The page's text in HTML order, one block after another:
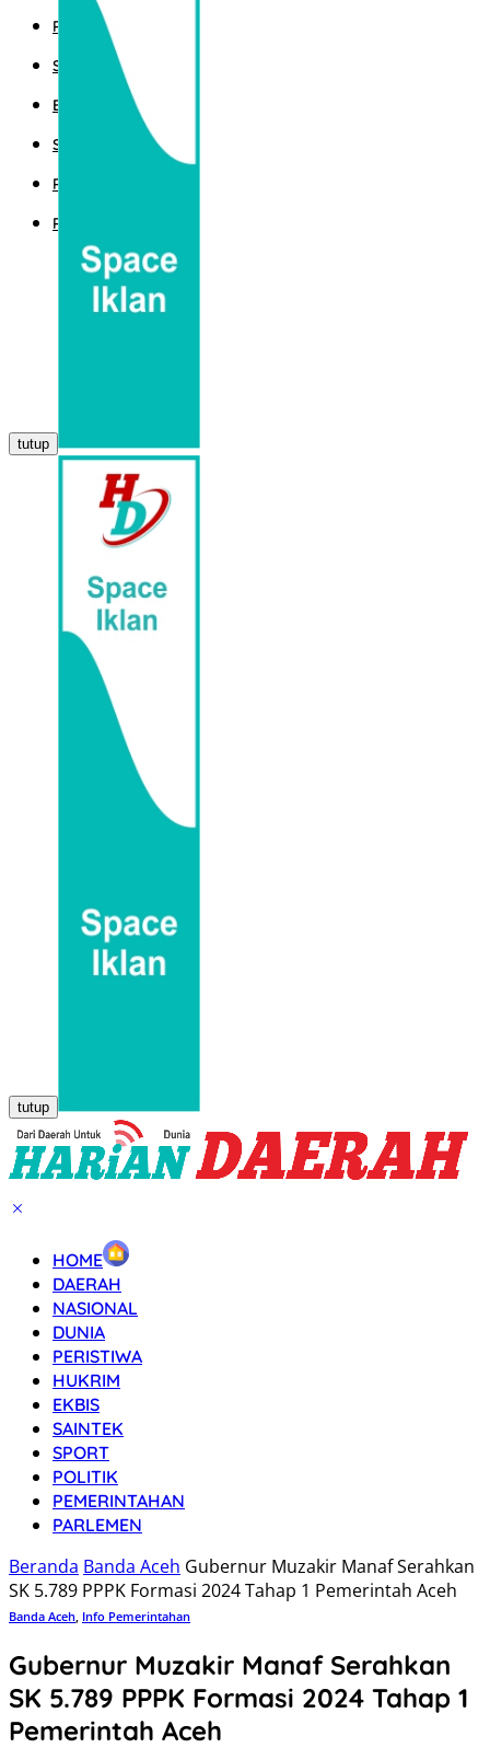
POLITIK
SPORT
EKBIS
SAINTEK
PEMERINTAHAN
PARLEMEN
tutup
tutup
HOME
DAERAH
NASIONAL
DUNIA
PERISTIWA
HUKRIM
EKBIS
SAINTEK
SPORT
POLITIK
PEMERINTAHAN
PARLEMEN
Beranda Banda Aceh Gubernur Muzakir Manaf Serahkan
SK 5.789 PPPK Formasi 2024 Tahap 1 Pemerintah Aceh
Banda Aceh, Info Pemerintahan
Gubernur Muzakir Manaf Serahkan
SK 5.789 PPPK Formasi 2024 Tahap 1
Pemerintah Aceh